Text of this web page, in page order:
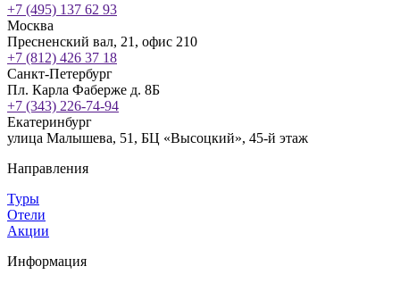
+7 (495) 137 62 93
Москва
Пресненский вал, 21, офис 210
+7 (812) 426 37 18
Санкт-Петербург
Пл. Карла Фаберже д. 8Б
+7 (343) 226-74-94
Екатеринбург
улица Малышева, 51, БЦ «Высоцкий», 45-й этаж
Направления
Туры
Отели
Акции
Информация